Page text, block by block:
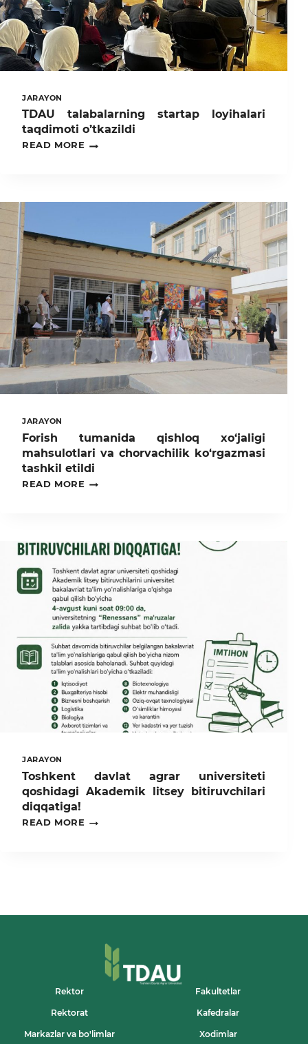
JARAYON
TDAU talabalarning startap loyihalari
taqdimoti o’tkazildi
READ MORE
TDAU
O’TKAZILDI
JARAYON
Forish tumanida qishloq xo‘jaligi
mahsulotlari va chorvachilik ko‘rgazmasi
tashkil etildi
READ MORE
FORISH
VA
CHORVACHILIK
KO‘RGAZMASI
TASHKIL
ETILDI
JARAYON
Toshkent davlat agrar universiteti
qoshidagi Akademik litsey bitiruvchilari
diqqatiga!
READ MORE
TOSHKENT
DIQQATIGA!
Rektor Fakultetlar
Rektorat Kafedralar
Markazlar va bo'limlar Xodimlar